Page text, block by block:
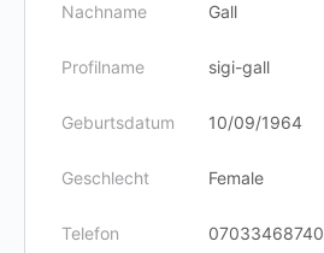
Nachname Gall
Profilname sigi-gall
Geburtsdatum 10/09/1964
Geschlecht Female
Telefon 07033468740